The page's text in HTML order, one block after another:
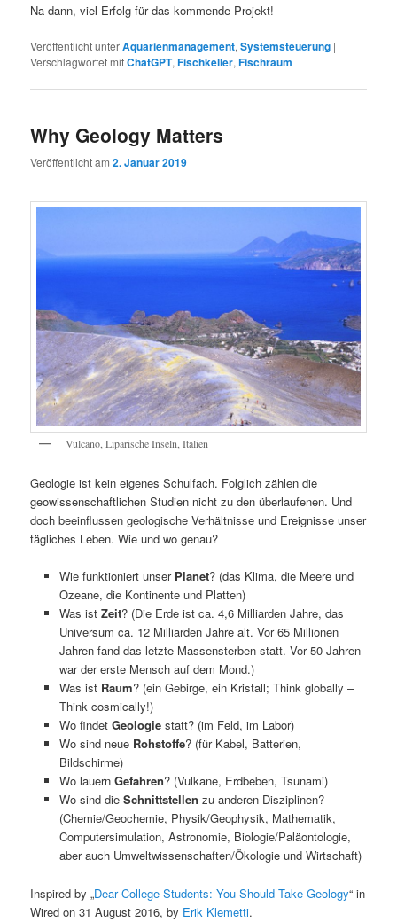
Na dann, viel Erfolg für das kommende Projekt!
Veröffentlicht unterAquarienmanagement,Systemsteuerung |
Verschlagwortet mitChatGPT,Fischkeller,Fischraum
Why Geology Matters
Veröffentlicht am2. Januar 2019
Vulcano, Liparische Inseln, Italien
Geologie ist kein eigenes Schulfach. Folglich zählen die
geowissenschaftlichen Studien nicht zu den überlaufenen. Und
doch beeinflussen geologische Verhältnisse und Ereignisse unser
tägliches Leben. Wie und wo genau?
Wie funktioniert unser Planet? (das Klima, die Meere und
Ozeane, die Kontinente und Platten)
Was ist Zeit? (Die Erde ist ca. 4,6 Milliarden Jahre, das
Universum ca. 12 Milliarden Jahre alt. Vor 65 Millionen
Jahren fand das letzte Massensterben statt. Vor 50 Jahren
war der erste Mensch auf dem Mond.)
Was ist Raum? (ein Gebirge, ein Kristall; Think globally –
Think cosmically!)
Wo findet Geologie statt? (im Feld, im Labor)
Wo sind neue Rohstoffe? (für Kabel, Batterien,
Bildschirme)
Wo lauern Gefahren? (Vulkane, Erdbeben, Tsunami)
Wo sind die Schnittstellen zu anderen Disziplinen?
(Chemie/Geochemie, Physik/Geophysik, Mathematik,
Computersimulation, Astronomie, Biologie/Paläontologie,
aber auch Umweltwissenschaften/Ökologie und Wirtschaft)
Inspired by „Dear College Students: You Should Take Geology“ in
Wired on 31 August 2016, by Erik Klemetti.